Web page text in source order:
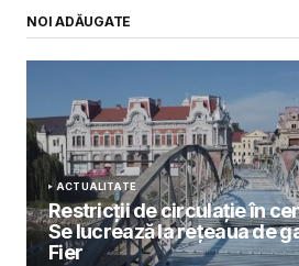
NOI ADĂUGATE
ACTUALITATE
Restricții de circulație în
Se lucrează la rețeaua de
Fier